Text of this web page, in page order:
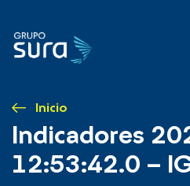
Inicio
Indicadores
12:53:42.0 –